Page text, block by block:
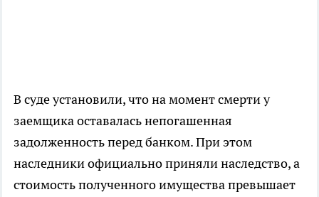
В суде установили, что на момент смерти у
заемщика оставалась непогашенная
задолженность перед банком. При этом
наследники официально приняли наследство, а
стоимость полученного имущества превышает